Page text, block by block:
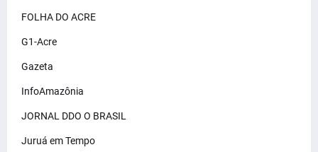
FOLHA DO ACRE
G1-Acre
Gazeta
InfoAmazônia
JORNAL DDO O BRASIL
Juruá em Tempo